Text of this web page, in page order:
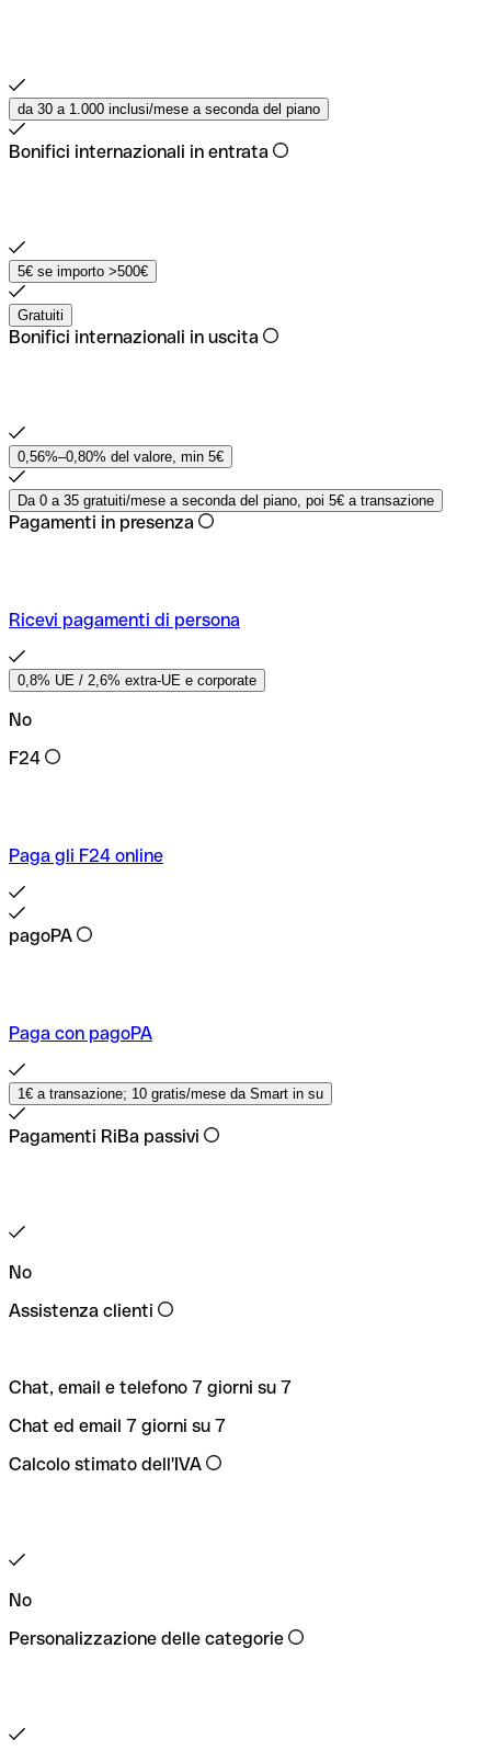
da 30 a 1.000 inclusi/mese a seconda del piano
Bonifici internazionali in entrata
5€ se importo >500€
Gratuiti
Bonifici internazionali in uscita
0,56%–0,80% del valore, min 5€
Da 0 a 35 gratuiti/mese a seconda del piano, poi 5€ a transazione
Pagamenti in presenza
Ricevi pagamenti di persona
0,8% UE / 2,6% extra-UE e corporate
No
F24
Paga gli F24 online
pagoPA
Paga con pagoPA
1€ a transazione; 10 gratis/mese da Smart in su
Pagamenti RiBa passivi
No
Assistenza clienti
Chat, email e telefono 7 giorni su 7
Chat ed email 7 giorni su 7
Calcolo stimato dell'IVA
No
Personalizzazione delle categorie